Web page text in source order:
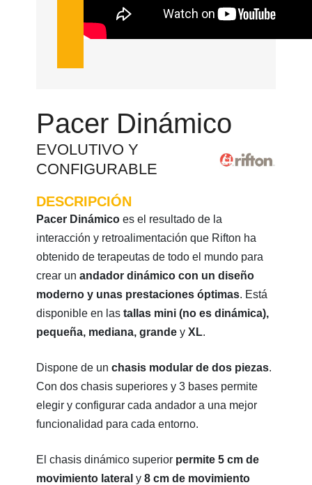
Pacer Dinámico
EVOLUTIVO Y
CONFIGURABLE
DESCRIPCIÓN
Pacer Dinámico es el resultado de la
interacción y retroalimentación que Rifton ha
obtenido de terapeutas de todo el mundo para
crear unandador dinámico con un diseño
moderno y unas prestaciones óptimas. Está
disponible en lastallas mini (no es dinámica),
pequeña, mediana, grandey XL.
Dispone de unchasis modular de dos piezas.
Con dos chasis superiores y 3 bases permite
elegir y configurar cada andador a una mejor
funcionalidad para cada entorno.
El chasis dinámico superior permite 5 cm de
movimiento lateral y8 cm de movimiento